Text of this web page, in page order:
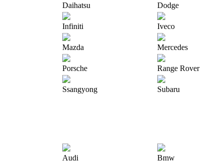
Daihatsu Dodge
Infiniti Iveco
Mazda Mercedes
Porsche Range Rover
Ssangyong Subaru
Audi Bmw